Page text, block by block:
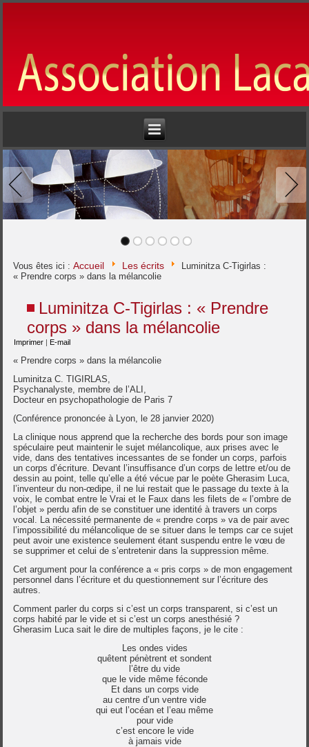
Vous êtes ici :Accueil Les écrits
Luminitza C-Tigirlas :
« Prendre corps » dans la mélancolie
Luminitza C-Tigirlas : « Prendre
corps » dans la mélancolie
Imprimer | E-mail
« Prendre corps » dans la mélancolie
Luminitza C. TIGIRLAS,
Psychanalyste, membre de l’ALI,
Docteur en psychopathologie de Paris 7
(Conférence prononcée à Lyon, le 28 janvier 2020)
La clinique nous apprend que la recherche des bords pour son image
spéculaire peut maintenir le sujet mélancolique, aux prises avec le
vide, dans des tentatives incessantes de se fonder un corps, parfois
un corps d’écriture. Devant l’insuffisance d’un corps de lettre et/ou de
dessin au point, telle qu’elle a été vécue par le poète Gherasim Luca,
l’inventeur du non-œdipe, il ne lui restait que le passage du texte à la
voix, le combat entre le Vrai et le Faux dans les filets de « l’ombre de
l’objet » perdu afin de se constituer une identité à travers un corps
vocal. La nécessité permanente de « prendre corps » va de pair avec
l’impossibilité du mélancolique de se situer dans le temps car ce sujet
peut avoir une existence seulement étant suspendu entre le vœu de
se supprimer et celui de s’entretenir dans la suppression même.
Cet argument pour la conférence a « pris corps » de mon engagement
personnel dans l’écriture et du questionnement sur l’écriture des
autres.
Comment parler du corps si c’est un corps transparent, si c’est un
corps habité par le vide et si c’est un corps anesthésié ?
Gherasim Luca sait le dire de multiples façons, je le cite :
Les ondes vides
quêtent pénètrent et sondent
l’être du vide
que le vide même féconde
Et dans un corps vide
au centre d’un ventre vide
qui eut l’océan et l’eau même
pour vide
c’est encore le vide
à jamais vide